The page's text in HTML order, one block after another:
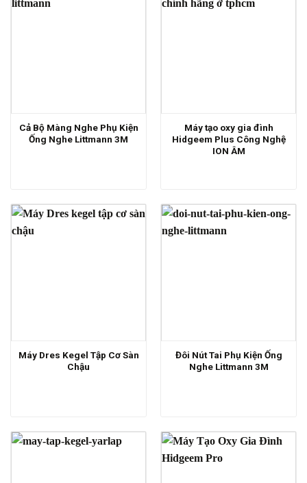
Cả Bộ Màng Nghe Phụ Kiện
Ống Nghe Littmann 3M
Máy tạo oxy gia đình
Hidgeem Plus Công Nghệ
ION ÂM
Máy Dres Kegel Tập Cơ Sàn
Chậu
Đôi Nút Tai Phụ Kiện Ống
Nghe Littmann 3M